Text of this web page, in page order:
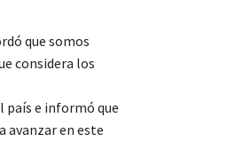
que somos
considera los
país e informó que
avanzar en este